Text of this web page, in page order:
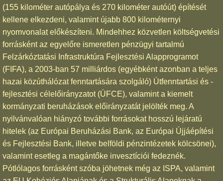
(155 kilométer autópálya és 270 kilométer autóút) építését
kellene elkezdeni, valamint újabb 800 kilométernyi
nyomvonalat előkészíteni. Mindehhez közvetlen költségvetési
forrásként az egyelőre ismeretlen pénzügyi tartalmú
Felzárkóztatási Infrastruktúra Fejlesztési Alapprogramot
(FIFA), a 2003-ban 57 milliárdos (egyébként azonban a teljes
hazai közúthálózat fenntartására szolgáló) Útfenntartási és -
fejlesztési célelőirányzatot (ÚFCE), valamint a kiemelt
kormányzati beruházások előirányzatát jelölték meg. A
nyilvánvalóan hiányzó további forrásokat hosszú lejáratú
hitelek (az Európai Beruházási Bank, az Európai Újjáépítési
és Fejlesztési Bank, illetve belföldi pénzintézetek kölcsönei),
valamint esetleg a magántőke invesztíciói fedeznék.
Pótlólagos forrásként szóba jöhetnek még az ISPA, valamint